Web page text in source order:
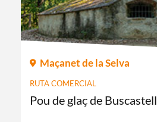
Maçanet de la Selva
RUTA COMERCIAL
Pou de glaç de Buscastell